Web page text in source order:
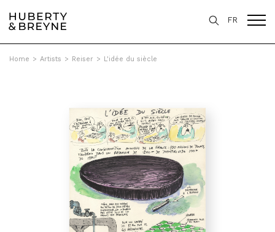
FR
Home > Artists > Reiser > L'idée du siècle